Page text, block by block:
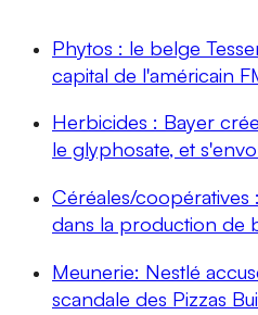
Phytos : le belge
capital de l'américain
Herbicides : Bayer
le glyphosate, et
Céréales/coopératives
dans la production de
Meunerie: Nestlé
scandale des Pizzas